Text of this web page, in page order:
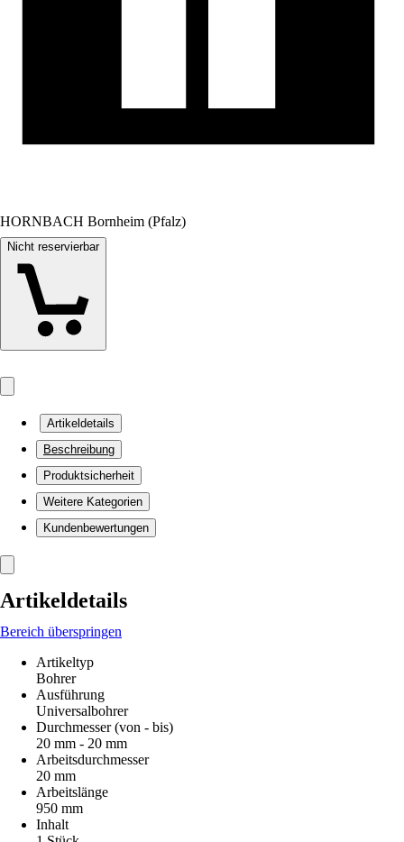
HORNBACH Bornheim (Pfalz)
Nicht reservierbar
Artikeldetails
Beschreibung
Produktsicherheit
Weitere Kategorien
Kundenbewertungen
Artikeldetails
Bereich überspringen
Artikeltyp
Bohrer
Ausführung
Universalbohrer
Durchmesser (von - bis)
20 mm - 20 mm
Arbeitsdurchmesser
20 mm
Arbeitslänge
950 mm
Inhalt